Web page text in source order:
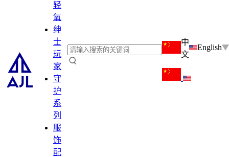
轻
氧
绅
士
玩
家
守
护
系
列
服
饰
配
中
文
English